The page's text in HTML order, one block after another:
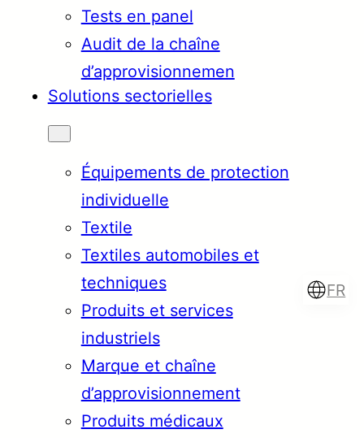
Tests en panel
Audit de la chaîne
d’approvisionnemen
Solutions sectorielles
Équipements de protection
individuelle
Textile
Textiles automobiles et
techniques
Produits et services
industriels
Marque et chaîne
d’approvisionnement
Produits médicaux
FR
Türkçe English